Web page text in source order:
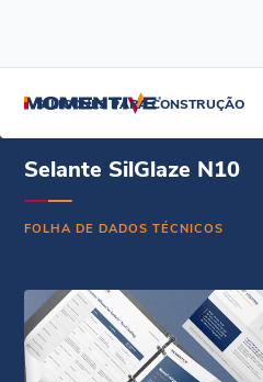
SILICONES PARA CONSTRUÇÃO
SilGlaze N10 Sealant - Português - Ficha
Selante SilGlaze N10
FOLHA DE DADOS TÉCNICOS